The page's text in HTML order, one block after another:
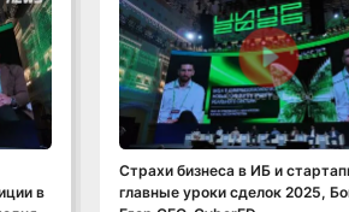
в
Смотреть видео
Страхи бизнеса в ИБ и
главные уроки сделок 2025,